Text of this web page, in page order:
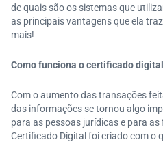
de quais são os sistemas que
as principais vantagens que ela
mais!
Como funciona o certificado
Com o aumento das transações
das informações se tornou algo
para as pessoas jurídicas e para
Certificado Digital foi criado com o